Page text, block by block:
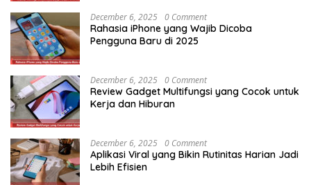
December 6, 2025 0 Comment
Rahasia iPhone yang Wajib Dicoba
Pengguna Baru di 2025
December 6, 2025 0 Comment
Review Gadget Multifungsi yang Cocok untuk
Kerja dan Hiburan
December 6, 2025 0 Comment
Aplikasi Viral yang Bikin Rutinitas Harian Jadi
Lebih Efisien